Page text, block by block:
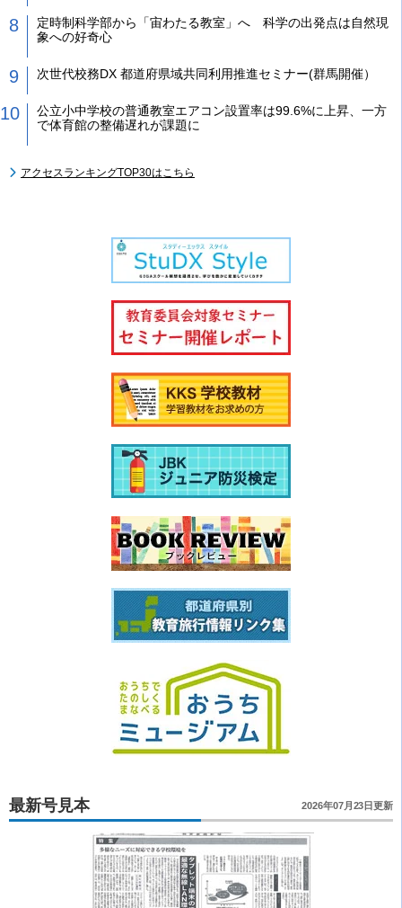
定時制科学部から「宙わたる教室」へ 科学の出発点は自然現
象への好奇心
次世代校務DX 都道府県域共同利用推進セミナー(群馬開催）
公立小中学校の普通教室エアコン設置率は99.6%に上昇、一方
で体育館の整備遅れが課題に
アクセスランキングTOP30はこちら
最新号見本 2026年07月23日更新